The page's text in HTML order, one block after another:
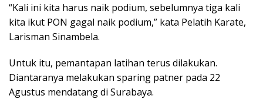
“Kali ini kita harus naik podium, sebelumnya tiga kali
kita ikut PON gagal naik podium,” kata Pelatih Karate,
Larisman Sinambela.
Untuk itu, pemantapan latihan terus dilakukan.
Diantaranya melakukan sparing patner pada 22
Agustus mendatang di Surabaya.